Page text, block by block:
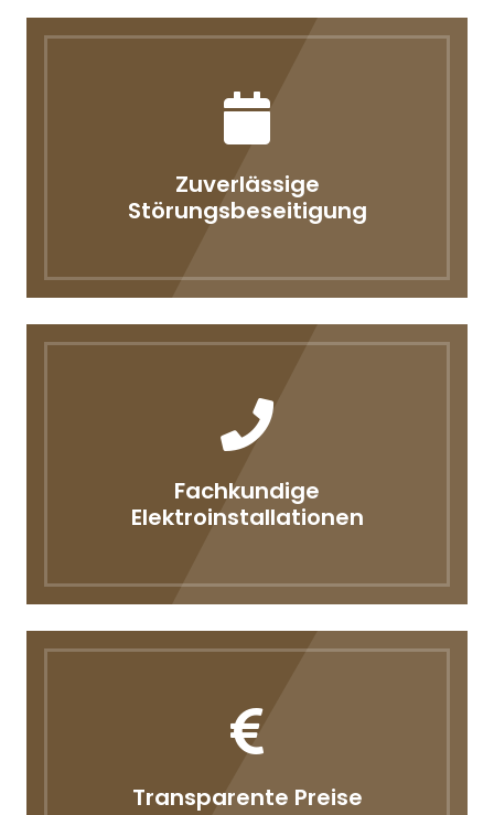
Zuverlässige
Störungsbeseitigung
Fachkundige
Elektroinstallationen
Transparente Preise